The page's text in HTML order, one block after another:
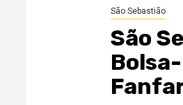
São Sebastião
São